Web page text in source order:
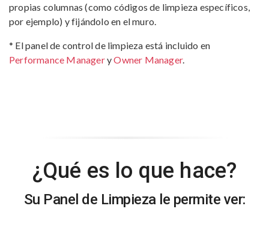
propias columnas (como códigos de limpieza específicos,
por ejemplo) y fijándolo en el muro.
* El panel de control de limpieza está incluido en
Performance ManageryOwner Manager.
¿Qué es lo que hace?
Su Panel de Limpieza le permite ver: